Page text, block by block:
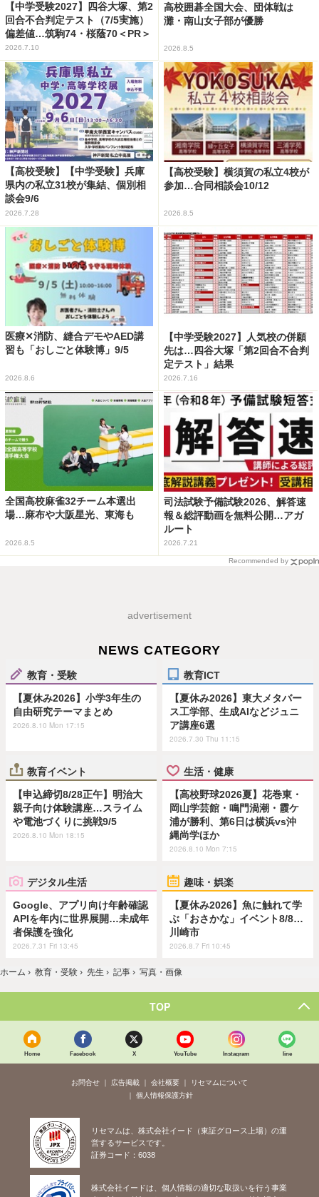
【中学受験2027】四谷大塚、第2
回合不合判定テスト（7/5実施）
偏差値…筑駒74・桜蔭70＜PR＞
2026.7.10
高校囲碁全国大会、団体戦は
灘・南山女子部が優勝
2026.8.5
【高校受験】【中学受験】兵庫
県内の私立31校が集結、個別相
談会9/6
2026.7.28
【高校受験】横須賀の私立4校が
参加…合同相談会10/12
2026.8.5
医療✕消防、縫合デモやAED講
習も「おしごと体験博」9/5
2026.8.6
【中学受験2027】人気校の併願
先は…四谷大塚「第2回合不合判
定テスト」結果
2026.7.16
全国高校麻雀32チーム本選出
場…麻布や大阪星光、東海も
2026.8.5
司法試験予備試験2026、解答速
報＆総評動画を無料公開…アガ
ルート
2026.7.21
Recommended by
advertisement
NEWS CATEGORY
教育・受験
【夏休み2026】小学3年生の
自由研究テーマまとめ
2026.8.10 Mon 17:15
教育ICT
【夏休み2026】東大メタバー
ス工学部、生成AIなどジュニ
ア講座6選
2026.7.30 Thu 11:15
教育イベント
【申込締切8/28正午】明治大
親子向け体験講座…スライム
や電池づくりに挑戦9/5
2026.8.10 Mon 18:15
生活・健康
【高校野球2026夏】花巻東・
岡山学芸館・鳴門渦潮・霞ケ
浦が勝利、第6日は横浜vs沖
縄尚学ほか
2026.8.10 Mon 7:15
デジタル生活
Google、アプリ向け年齢確認
APIを年内に世界展開…未成年
者保護を強化
2026.7.31 Fri 13:45
趣味・娯楽
【夏休み2026】魚に触れて学
ぶ「おさかな」イベント8/8…
川崎市
2026.8.7 Fri 10:45
ホーム › 教育・受験 › 先生 › 記事 › 写真・画像
TOP
Home Facebook X YouTube Instagram line
お問合せ 広告掲載 会社概要
リセマムについて
個人情報保護方針
リセマムは、株式会社イード（東証グロース上場）の運
営するサービスです。
証券コード：6038
株式会社イードは、個人情報の適切な取扱いを行う事業